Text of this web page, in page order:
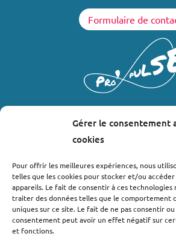
Gérer le consentement
cookies
Pour offrir les meilleures expériences, nous
telles que les cookies pour stocker et/ou
appareils. Le fait de consentir à ces
traiter des données telles que le comportement
uniques sur ce site. Le fait de ne pas consentir
consentement peut avoir un effet négatif sur
et fonctions.
Formulaire de
Où nous trouver ?
Bollène
Nyons
Valréas